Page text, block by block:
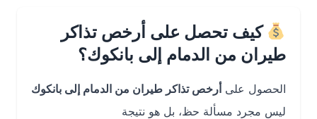
كيف تحصل على أرخص تذاكر
طيران من الدمام إلى بانكوك؟
الحصول علىأرخص تذاكر طيران من الدمام إلى بانكوك
ليس مجرد مسألة حظ، بل هو نتيجة